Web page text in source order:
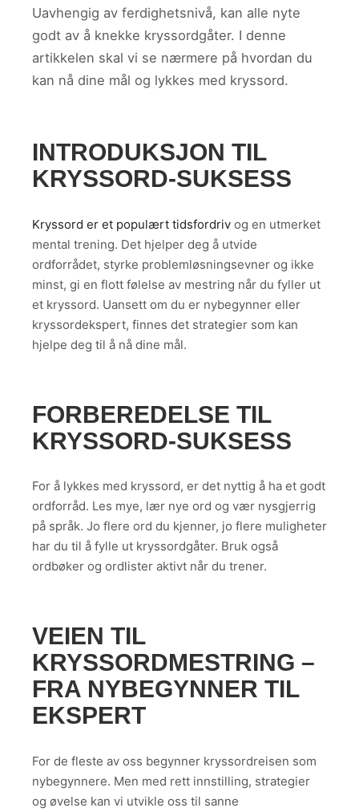
Uavhengig av ferdighetsnivå, kan alle nyte
godt av å knekke kryssordgåter. I denne
artikkelen skal vi se nærmere på hvordan du
kan nå dine mål og lykkes med kryssord.
INTRODUKSJON TIL
KRYSSORD-SUKSESS
Kryssord er et populært tidsfordriv og en utmerket
mental trening. Det hjelper deg å utvide
ordforrådet, styrke problemløsningsevner og ikke
minst, gi en flott følelse av mestring når du fyller ut
et kryssord. Uansett om du er nybegynner eller
kryssordekspert, finnes det strategier som kan
hjelpe deg til å nå dine mål.
FORBEREDELSE TIL
KRYSSORD-SUKSESS
For å lykkes med kryssord, er det nyttig å ha et godt
ordforråd. Les mye, lær nye ord og vær nysgjerrig
på språk. Jo flere ord du kjenner, jo flere muligheter
har du til å fylle ut kryssordgåter. Bruk også
ordbøker og ordlister aktivt når du trener.
VEIEN TIL
KRYSSORDMESTRING –
FRA NYBEGYNNER TIL
EKSPERT
For de fleste av oss begynner kryssordreisen som
nybegynnere. Men med rett innstilling, strategier
og øvelse kan vi utvikle oss til sanne